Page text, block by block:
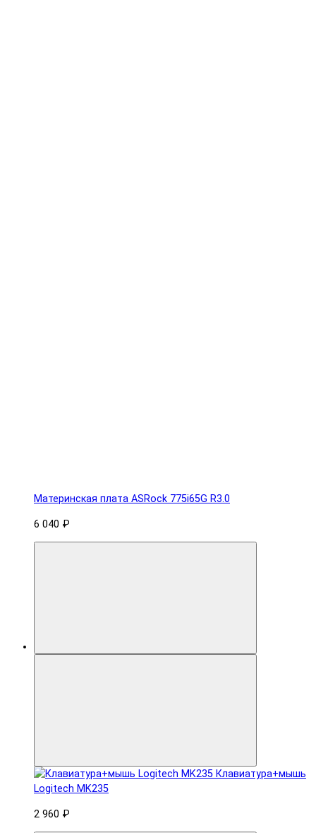
Материнская плата ASRock 775i65G R3.0
6 040 ₽
Клавиатура+мышь
Logitech MK235
2 960 ₽